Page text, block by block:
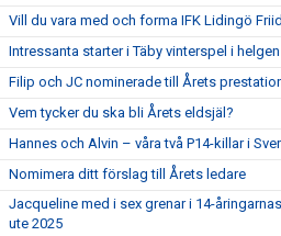
Vill du vara med och forma IFK Lidingö
Intressanta starter i Täby vinterspel i helgen
Filip och JC nominerade till Årets
Vem tycker du ska bli Årets eldsjäl?
Hannes och Alvin – våra två P14-killar i
Nomimera ditt förslag till Årets ledare
Jacqueline med i sex grenar i 14-
ute 2025